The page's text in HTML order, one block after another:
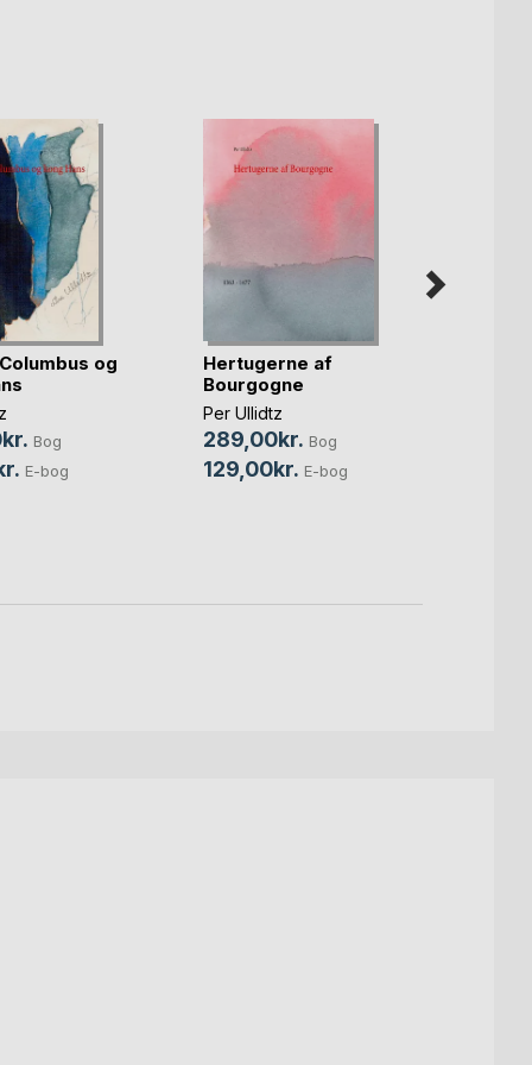
og
Bog
E-bog
Hertugerne af
Bourgogne
Per Ullidtz
289,00kr. Bog
129,00kr. E-bog